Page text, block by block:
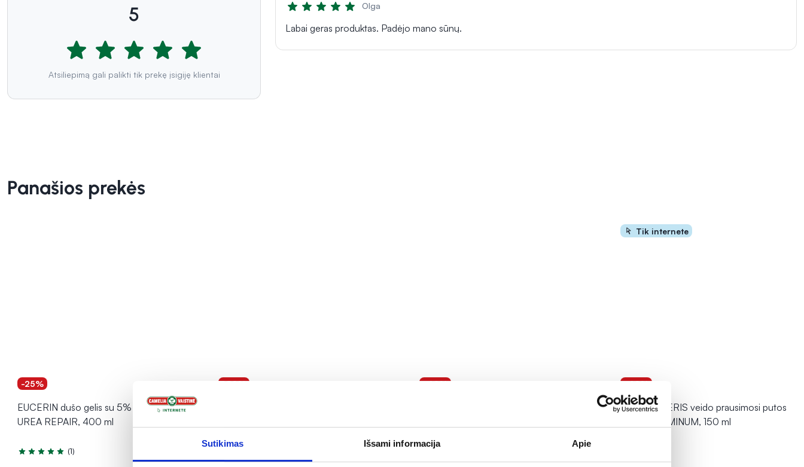
Sutikimas Išsami informacija Apie
5
Atsiliepimą gali palikti tik prekę įsigiję klientai
Olga
Labai geras produktas. Padėjo mano sūnų.
Panašios prekės
-25%
EUCERIN dušo gelis su 5% šlapalo
UREA REPAIR, 400 ml
Įvertinimas 5.0 iš 5
(1)
-50%
Įvertinimas 4.8 iš 5
-40%
Tik internete
-40%
PHARMACERIS veido prausimosi putos
W PURI LUMINUM, 150 ml